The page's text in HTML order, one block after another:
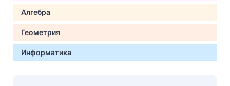
Алгебра
Геометрия
Информатика